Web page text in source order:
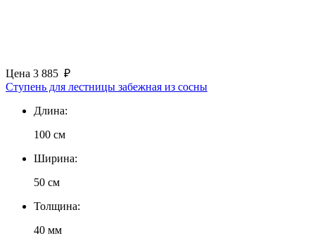
Цена 3 885 ₽
Ступень для лестницы забежная из сосны
Длина:
100 см
Ширина:
50 см
Толщина:
40 мм